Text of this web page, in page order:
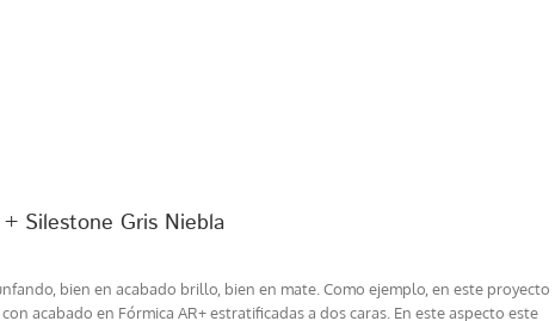
Silestone Gris Niebla
bien en acabado brillo, bien en mate. Como ejemplo, en este proyecto
acabado en Fórmica AR+ estratificadas a dos caras. En este aspecto este